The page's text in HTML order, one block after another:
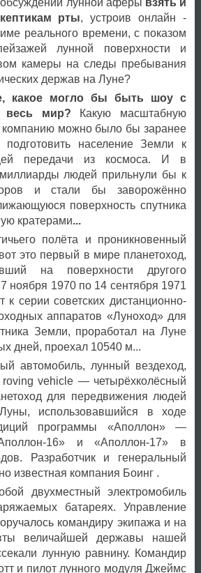
обсуждений лунной аферы взять и
рты, устроив онлайн -
реального времени, с показом
лунной поверхности и
камеры на следы пребывания
держав на Луне?
какое могло бы быть шоу с
весь мир? Какую масштабную
компанию можно было бы заранее
население Земли к
передачи из космоса. И в
людей прильнули бы к
и стали бы заворожённо
поверхность спутника
кратерами...
полёта и проникновенный
это первый в мире планетоход,
на поверхности другого
ноября 1970 по 14 сентября 1971
к серии советских дистанционно-
аппаратов «Луноход» для
Земли, проработал на Луне
дней, проехал 10540 м...
автомобиль, лунный вездеход,
vehicle — четырёхколёсный
для передвижения людей
использовавшийся в ходе
программы «Аполлон» —
16» и «Аполлон-17» в
Разработчик и генеральный
известная компания Боинг .
двухместный электромобиль
батареях. Управление
командиру экипажа и на
величайшей державы нашей
лунную равнину. Командир
и пилот лунного модуля Джеймс